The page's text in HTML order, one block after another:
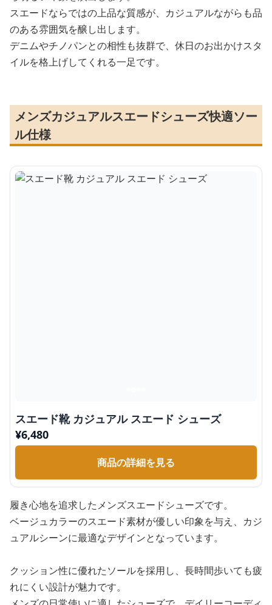
スエードならではの上品な質感が、カジュアルながらも品
のある雰囲気を醸し出します。
デニムやチノパンとの相性も抜群で、休日のお出かけスタ
イルを格上げしてくれる一足です。
メンズカジュアルスエードシューズ快適ソー
ル仕様
スエード靴 カジュアル スエード シューズ
¥6,480
商品の詳細を見る
履き心地を追求したメンズスエードシューズです。
ベージュカラーのスエード素材が優しい印象を与え、カジ
ュアルシーンに最適なデザインとなっています。
クッション性に優れたソールを採用し、長時間歩いても疲
れにくい設計が魅力です。